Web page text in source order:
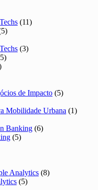
(11)
(3)
de Impacto (5)
Mobilidade Urbana (1)
Banking (6)
(5)
Analytics (8)
(5)